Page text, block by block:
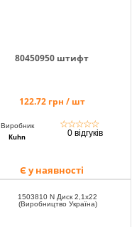
80450950 штифт
122.72 грн / шт
Виробник
Kuhn
☆☆☆☆☆
0 відгуків
Є у наявності